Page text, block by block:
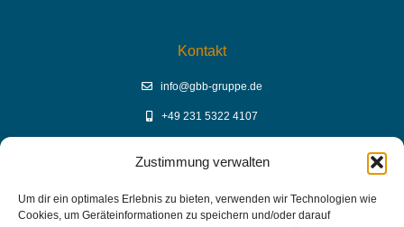
Zustimmung verwalten
Um dir ein optimales Erlebnis zu bieten, verwenden wir Technologien wie
Cookies, um Geräteinformationen zu speichern und/oder darauf
Kontakt
info@gbb-gruppe.de
+49 231 5322 4107
GBB Mediathek auf YouTube